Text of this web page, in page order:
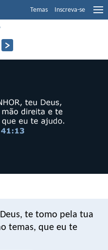
Temas Inscreva-se
te tomo pela tua
temas, que eu te